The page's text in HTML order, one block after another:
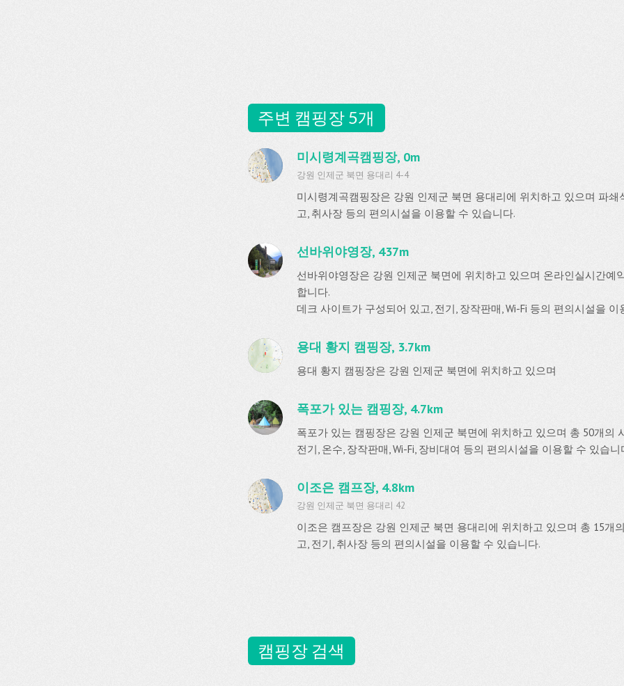
주변 캠핑장 5개
미시령계곡캠핑장, 0m
강원 인제군 북면 용대리 4-4
미시령계곡캠핑장은 강원 인제군 북면 용대리에 위치하고 있으며 파
고, 취사장 등의 편의시설을 이용할 수 있습니다.
선바위야영장, 437m
선바위야영장은 강원 인제군 북면에 위치하고 있으며 온라인실시간예
합니다.
데크 사이트가 구성되어 있고, 전기, 장작판매, Wi-Fi 등의 편의시설을 이
용대 황지 캠핑장, 3.7km
용대 황지 캠핑장은 강원 인제군 북면에 위치하고 있으며
폭포가 있는 캠핑장, 4.7km
폭포가 있는 캠핑장은 강원 인제군 북면에 위치하고 있으며 총 50개의
전기, 온수, 장작판매, Wi-Fi, 장비대여 등의 편의시설을 이용할 수 있습니
이조은 캠프장, 4.8km
강원 인제군 북면 용대리 42
이조은 캠프장은 강원 인제군 북면 용대리에 위치하고 있으며 총 15개
고, 전기, 취사장 등의 편의시설을 이용할 수 있습니다.
캠핑장 검색